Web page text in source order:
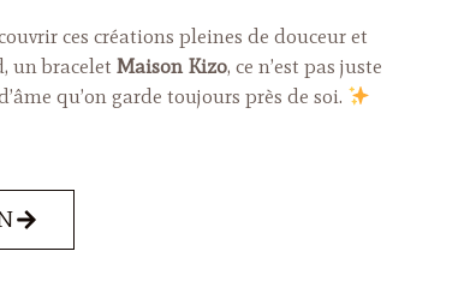
ces créations pleines de douceur et
un bracelet Maison Kizo, ce n’est pas juste
qu’on garde toujours près de soi.